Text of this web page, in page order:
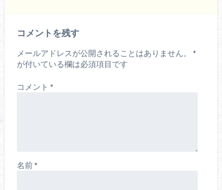
コメントを残す
メールアドレスが公開されることはありません。
*
が付いている欄は必須項目です
コメント *
名前*